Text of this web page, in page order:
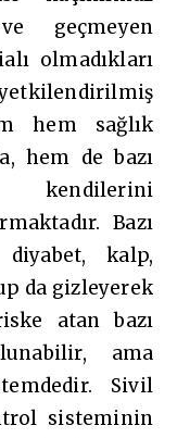
geçmeyen
olmadıkları
hem sağlık
hem de bazı
Bazı
diyabet, kalp,
da gizleyerek
atan bazı
ama
Sivil
sisteminin